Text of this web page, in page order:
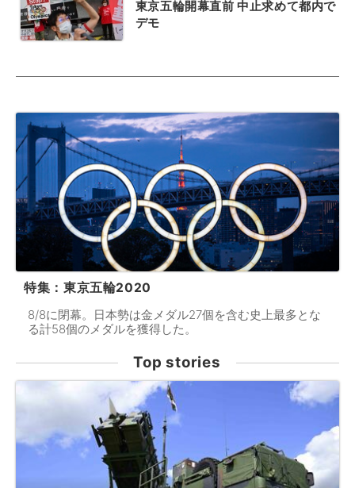
東京五輪開幕直前 中止求めて都内で
デモ
特集：東京五輪2020
8/8に閉幕。日本勢は金メダル27個を含む史上最多とな
る計58個のメダルを獲得した。
Top stories